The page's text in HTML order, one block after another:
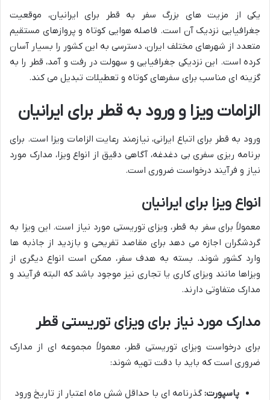
یکی از مزیت های بزرگ سفر به قطر برای ایرانیان، موقعیت
جغرافیایی نزدیک آن است. فاصله هوایی کوتاه و پروازهای مستقیم
متعدد از شهرهای مختلف ایران، دسترسی به این کشور را بسیار آسان
کرده است. این نزدیکی جغرافیایی و سهولت در رفت و آمد، قطر را به
گزینه ای مناسب برای سفرهای کوتاه و تعطیلات تبدیل می کند.
الزامات ویزا و ورود به قطر برای ایرانیان
ورود به قطر برای اتباع ایرانی، نیازمند رعایت الزامات ویزا است. برای
برنامه ریزی سفری بی دغدغه، آگاهی دقیق از انواع ویزا، مدارک مورد
نیاز و فرآیند درخواست ضروری است.
انواع ویزا برای ایرانیان
معمولاً برای سفر به قطر، ویزای توریستی مورد نیاز است. این ویزا به
گردشگران اجازه می دهد برای مقاصد تفریحی و بازدید از جاذبه ها
وارد کشور شوند. بسته به هدف سفر، ممکن است انواع دیگری از
ویزاها مانند ویزای کاری یا تجاری نیز موجود باشد که البته فرآیند و
مدارک متفاوتی دارند.
مدارک مورد نیاز برای ویزای توریستی قطر
برای درخواست ویزای توریستی قطر، معمولاً مجموعه ای از مدارک
ضروری است که باید با دقت تهیه شوند:
پاسپورت: گذرنامه ای با حداقل شش ماه اعتبار از تاریخ ورود